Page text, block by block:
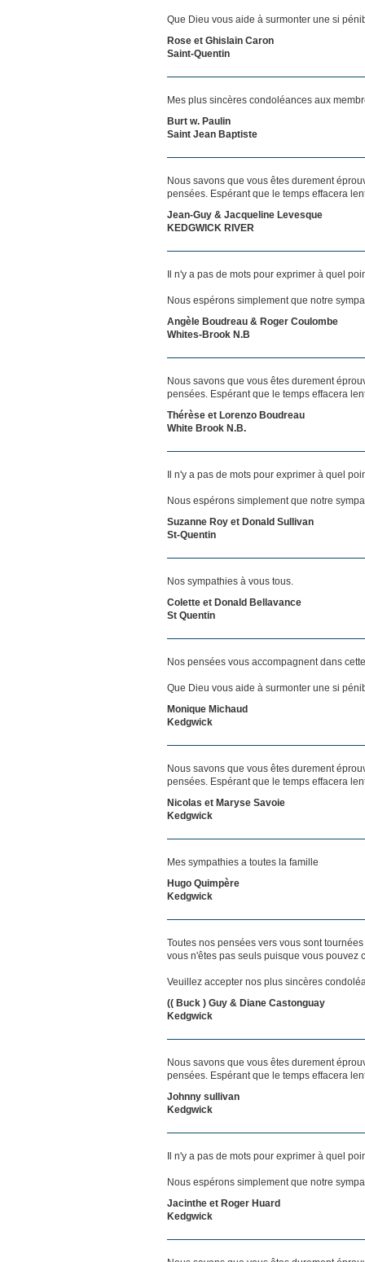
Que Dieu vous aide à surmonter une si
Rose et Ghislain Caron
Saint-Quentin
Mes plus sincères condoléances aux
Burt w. Paulin
Saint Jean Baptiste
Nous savons que vous êtes durement
pensées. Espérant que le temps effacera
Jean-Guy & Jacqueline Levesque
KEDGWICK RIVER
Il n'y a pas de mots pour exprimer à quel
Nous espérons simplement que notre
Angèle Boudreau & Roger Coulombe
Whites-Brook N.B
Nous savons que vous êtes durement
pensées. Espérant que le temps effacera
Thérèse et Lorenzo Boudreau
White Brook N.B.
Il n'y a pas de mots pour exprimer à quel
Nous espérons simplement que notre
Suzanne Roy et Donald Sullivan
St-Quentin
Nos sympathies à vous tous.
Colette et Donald Bellavance
St Quentin
Nos pensées vous accompagnent dans
Que Dieu vous aide à surmonter une si
Monique Michaud
Kedgwick
Nous savons que vous êtes durement
pensées. Espérant que le temps effacera
Nicolas et Maryse Savoie
Kedgwick
Mes sympathies a toutes la famille
Hugo Quimpère
Kedgwick
Toutes nos pensées vers vous sont
vous n'êtes pas seuls puisque vous pouvez
Veuillez accepter nos plus sincères
(( Buck ) Guy & Diane Castonguay
Kedgwick
Nous savons que vous êtes durement
pensées. Espérant que le temps effacera
Johnny sullivan
Kedgwick
Il n'y a pas de mots pour exprimer à quel
Nous espérons simplement que notre
Jacinthe et Roger Huard
Kedgwick